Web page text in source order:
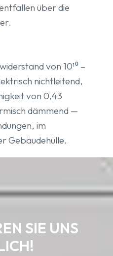
über die
von 10¹⁰ –
nichtleitend,
von 0,43
dämmend —
im
Gebäudehülle.
SIE UNS